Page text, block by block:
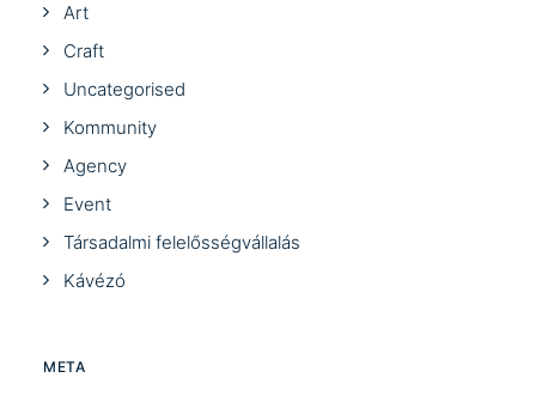
Art
Craft
Uncategorised
Kommunity
Agency
Event
Társadalmi felelősségvállalás
Kávézó
META